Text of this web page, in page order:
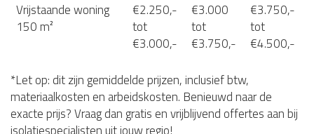
Vrijstaande woning
150 m²
€2.250,-
tot
€3.000,-
€3.000
tot
€3.750,-
€3.750,-
tot
€4.500,-
*Let op: dit zijn gemiddelde prijzen, inclusief btw,
materiaalkosten en arbeidskosten. Benieuwd naar de
exacte prijs? Vraag dan gratis en vrijblijvend offertes aan bij